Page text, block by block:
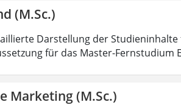
(M.Sc.)
Darstellung der Studieninhalte
für das Master-Fernstudium E
Marketing (M.Sc.)